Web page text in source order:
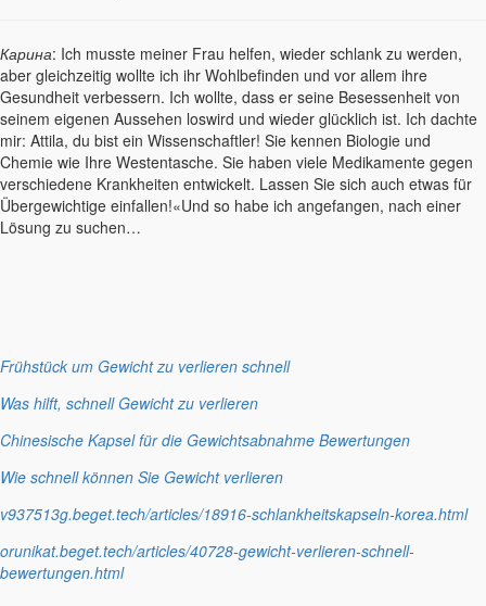
Карина: Ich musste meiner Frau helfen, wieder schlank zu werden,
aber gleichzeitig wollte ich ihr Wohlbefinden und vor allem ihre
Gesundheit verbessern. Ich wollte, dass er seine Besessenheit von
seinem eigenen Aussehen loswird und wieder glücklich ist. Ich dachte
mir: Attila, du bist ein Wissenschaftler! Sie kennen Biologie und
Chemie wie Ihre Westentasche. Sie haben viele Medikamente gegen
verschiedene Krankheiten entwickelt. Lassen Sie sich auch etwas für
Übergewichtige einfallen!«Und so habe ich angefangen, nach einer
Lösung zu suchen…
Frühstück um Gewicht zu verlieren schnell
Was hilft, schnell Gewicht zu verlieren
Chinesische Kapsel für die Gewichtsabnahme Bewertungen
Wie schnell können Sie Gewicht verlieren
v937513g.beget.tech/articles/18916-schlankheitskapseln-korea.html
orunikat.beget.tech/articles/40728-gewicht-verlieren-schnell-
bewertungen.html